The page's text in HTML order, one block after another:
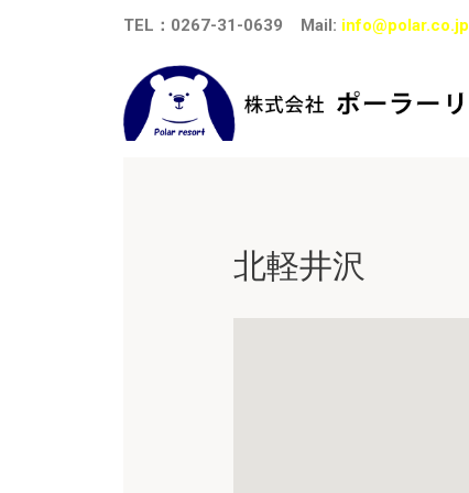
TEL ： 0267-31-0639 Mail: info@polar.co.jp
北軽井沢